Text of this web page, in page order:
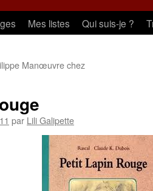
Mes listes Qui suis-je ?
Manœuvre chez
par Lili Galipette